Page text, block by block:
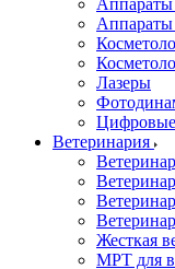
Аппараты
Аппараты
Лазеры
Цифровые
Ветеринария
Жесткая
МРТ для